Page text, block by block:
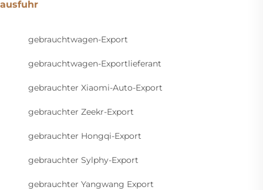
ausfuhr
gebrauchtwagen-Export
gebrauchtwagen-Exportlieferant
gebrauchter Xiaomi-Auto-Export
gebrauchter Zeekr-Export
gebrauchter Hongqi-Export
gebrauchter Sylphy-Export
gebrauchter Yangwang Export